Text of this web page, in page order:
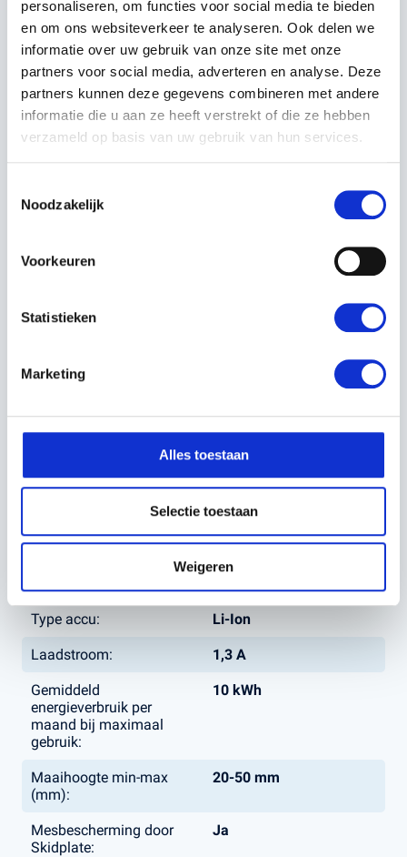
personaliseren, om functies voor social media te bieden
en om ons websiteverkeer te analyseren. Ook delen we
informatie over uw gebruik van onze site met onze
partners voor social media, adverteren en analyse. Deze
partners kunnen deze gegevens combineren met andere
informatie die u aan ze heeft verstrekt of die ze hebben
verzameld op basis van uw gebruik van hun services.
Noodzakelijk
Voorkeuren
Statistieken
Marketing
Alles toestaan
Selectie toestaan
Weigeren
Milieuvriendelijk: Met zijn elektrische aandrijving
produceert de Automower® 315 Mark II geen
schadelijke emissies, wat goed is voor het milieu.
Investeer vandaag nog in de toekomst van jouw
gazononderhoud met de Husqvarna Automower® 315
Artikelnummer:
Volgt geleidingskabel: 1
Gewicht: 9,4 kg
Productafmeting, LxBxH: 57 x 43 x 25
60 dB(A)
Type accu: Li-Ion
Laadstroom: 1,3 A
Gemiddeld
energieverbruik per
maand bij maximaal
gebruik:
10 kWh
Maaihoogte min-max
(mm):
20-50 mm
Mesbescherming door
Skidplate:
Ja